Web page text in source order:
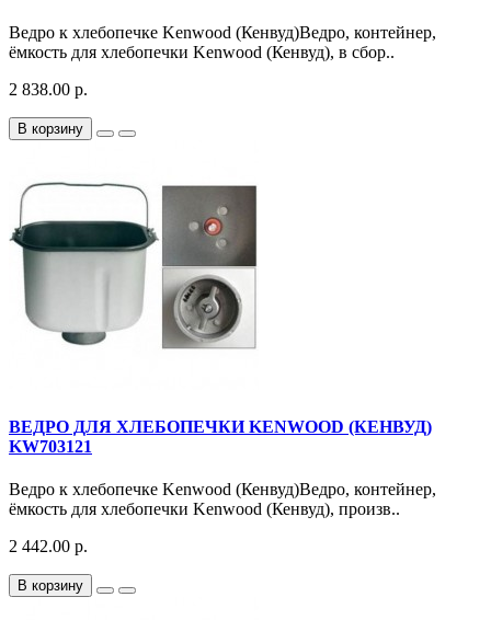
Ведро к хлебопечке Kenwood (Кенвуд)Ведро, контейнер,
ёмкость для хлебопечки Kenwood (Кенвуд), в сбор..
2 838.00 р.
В корзину
ВЕДРО ДЛЯ ХЛЕБОПЕЧКИ KENWOOD (КЕНВУД)
KW703121
Ведро к хлебопечке Kenwood (Кенвуд)Ведро, контейнер,
ёмкость для хлебопечки Kenwood (Кенвуд), произв..
2 442.00 р.
В корзину